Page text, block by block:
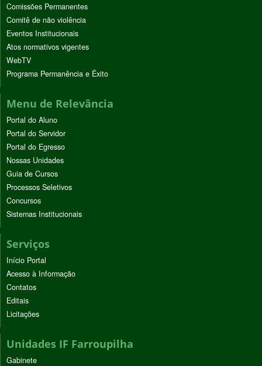
Comissões Permanentes
Comitê de não violência
Eventos Institucionais
Atos normativos vigentes
WebTV
Programa Permanência e Êxito
Menu de Relevância
Portal do Aluno
Portal do Servidor
Portal do Egresso
Nossas Unidades
Guia de Cursos
Processos Seletivos
Concursos
Sistemas Institucionais
Serviços
Início Portal
Acesso à Informação
Contatos
Editais
Licitações
Unidades IF Farroupilha
Gabinete